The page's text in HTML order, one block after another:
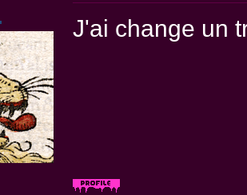
J'ai change un